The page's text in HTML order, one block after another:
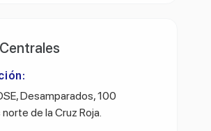
Desamparados, 100
de la Cruz Roja.